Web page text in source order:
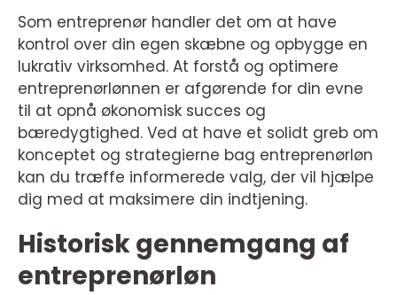
Som entreprenør handler det om at have
kontrol over din egen skæbne og opbygge en
lukrativ virksomhed. At forstå og optimere
entreprenørlønnen er afgørende for din evne
til at opnå økonomisk succes og
bæredygtighed. Ved at have et solidt greb om
konceptet og strategierne bag entreprenørløn
kan du træffe informerede valg, der vil hjælpe
dig med at maksimere din indtjening.
Historisk gennemgang af
entreprenørløn